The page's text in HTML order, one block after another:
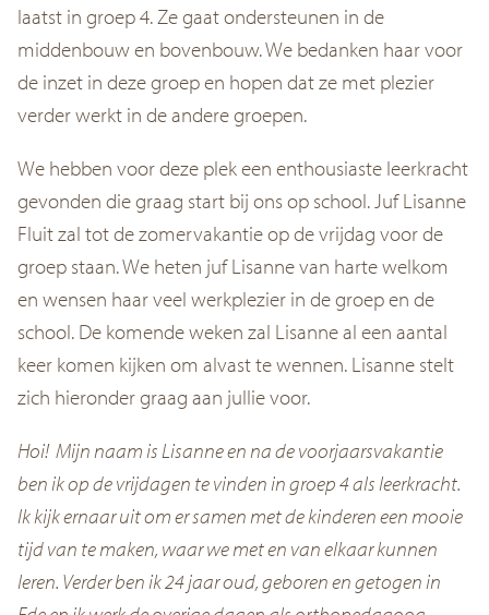
laatst in groep 4. Ze gaat ondersteunen in de
middenbouw en bovenbouw. We bedanken haar voor
de inzet in deze groep en hopen dat ze met plezier
verder werkt in de andere groepen.
We hebben voor deze plek een enthousiaste leerkracht
gevonden die graag start bij ons op school. Juf Lisanne
Fluit zal tot de zomervakantie op de vrijdag voor de
groep staan. We heten juf Lisanne van harte welkom
en wensen haar veel werkplezier in de groep en de
school. De komende weken zal Lisanne al een aantal
keer komen kijken om alvast te wennen. Lisanne stelt
zich hieronder graag aan jullie voor.
Hoi! Mijn naam is Lisanne en na de voorjaarsvakantie
ben ik op de vrijdagen te vinden in groep 4 als leerkracht.
Ik kijk ernaar uit om er samen met de kinderen een mooie
tijd van te maken, waar we met en van elkaar kunnen
leren. Verder ben ik 24 jaar oud, geboren en getogen in